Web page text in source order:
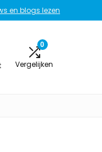
en blogs lezen
0
Vergelijken